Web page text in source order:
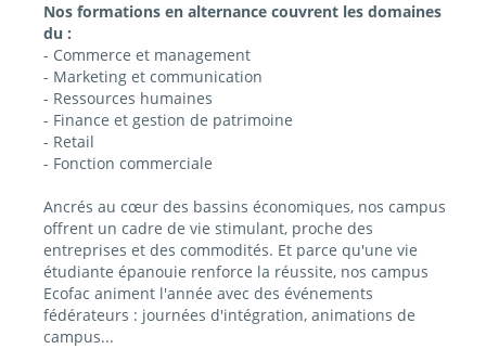
Nos formations en alternance couvrent les domaines
du :
- Commerce et management
- Marketing et communication
- Ressources humaines
- Finance et gestion de patrimoine
- Retail
- Fonction commerciale
Ancrés au cœur des bassins économiques, nos campus
offrent un cadre de vie stimulant, proche des
entreprises et des commodités. Et parce qu'une vie
étudiante épanouie renforce la réussite, nos campus
Ecofac animent l'année avec des événements
fédérateurs : journées d'intégration, animations de
campus...